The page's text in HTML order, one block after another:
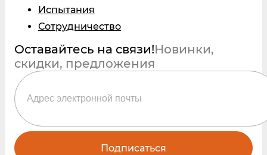
Испытания
Сотрудничество
Оставайтесь на связи!Новинки,
скидки, предложения
Подписаться